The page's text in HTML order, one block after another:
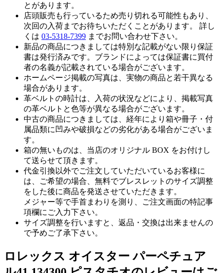
とがあります。
店頭販売も行っているため売り切れる可能性もあり、
次回の入荷までお待ちいただくことがあります。 詳し
くは 03-5318-7399 までお問い合わせ下さい。
新品の商品につきましては特別な記載がない限り保証
書は発行済みです。ブランドによっては保証書に買付
者の名義が記載されている場合がございます。
ホームページ掲載の写真は、実物の商品と若干異なる
場合があります。
革ベルトの時計は、入荷の状況などにより、掲載写真
の革ベルトと色等が異なる場合がございます。
中古の商品につきましては、経年により箱や冊子・付
属品類に凹みや破損などの劣化がある場合がございま
す。
箱の無いものは、当店のオリジナル BOX をお付けし
て送らせて頂きます。
代金引換以外でご注文していただいているお客様に
は、ご希望の場合、無料でブレスレットのサイズ調整
をした後に商品を発送させていただきます。
メジャー等で手首まわりを測り、ご注文画面の特記事
項欄にご入力下さい。
サイズ調整を行いますと、返品・交換は出来ませんの
で予めご了承下さい。
ロレックス オイスター パーペチュア